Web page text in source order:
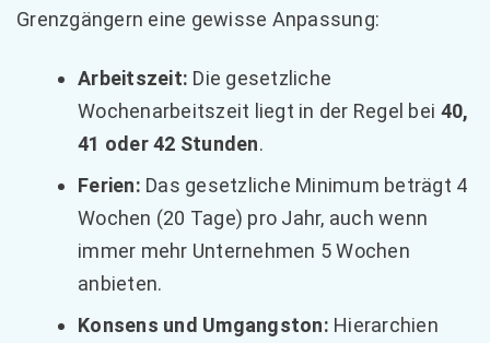
Grenzgängern eine gewisse Anpassung:
Arbeitszeit: Die gesetzliche
Wochenarbeitszeit liegt in der Regel bei 40,
41 oder 42 Stunden.
Ferien: Das gesetzliche Minimum beträgt 4
Wochen (20 Tage) pro Jahr, auch wenn
immer mehr Unternehmen 5 Wochen
anbieten.
Konsens und Umgangston: Hierarchien